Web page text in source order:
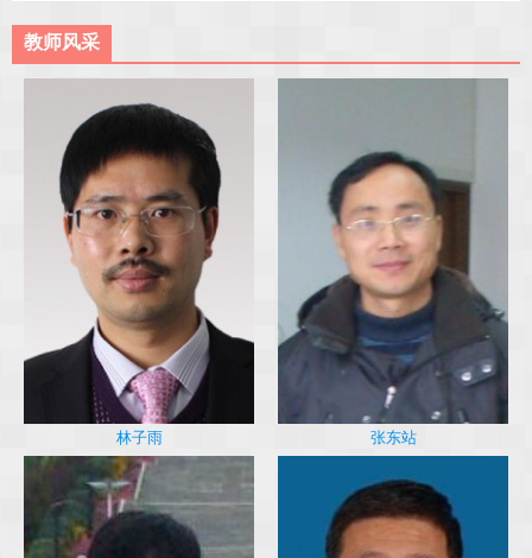
教师风采
林子雨 张东站